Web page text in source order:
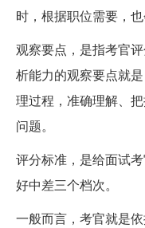
时，根据职位需要，也
观察要点，是指考官
析能力的观察要点就
理过程，准确理解、
问题。
评分标准，是给面试
好中差三个档次。
一般而言，考官就是